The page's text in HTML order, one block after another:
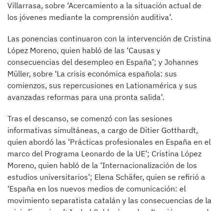
Villarrasa, sobre ‘Acercamiento a la situación actual de
los jóvenes mediante la comprensión auditiva’.
Las ponencias continuaron con la intervención de Cristina
López Moreno, quien habló de las ‘Causas y
consecuencias del desempleo en España’; y Johannes
Müller, sobre ‘La crisis económica española: sus
comienzos, sus repercusiones en Lationamérica y sus
avanzadas reformas para una pronta salida’.
Tras el descanso, se comenzó con las sesiones
informativas simultáneas, a cargo de Ditier Gotthardt,
quien abordó las ‘Prácticas profesionales en España en el
marco del Programa Leonardo de la UE’; Cristina López
Moreno, quien habló de la ‘Internacionalización de los
estudios universitarios’; Elena Schäfer, quien se refirió a
‘España en los nuevos medios de comunicación: el
movimiento separatista catalán y las consecuencias de la